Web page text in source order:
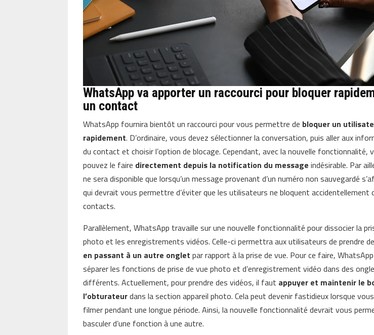
WhatsApp va apporter un raccourci pour bloquer
un contact
WhatsApp fournira bientôt un raccourci pour vous permettre de bloquer un
rapidement. D’ordinaire, vous devez sélectionner la conversation, puis aller aux
du contact et choisir l’option de blocage. Cependant, avec la nouvelle fonctionnalité,
pouvez le faire directement depuis la notification du message indésirable. Par
ne sera disponible que lorsqu’un message provenant d’un numéro non sauvegardé
qui devrait vous permettre d’éviter que les utilisateurs ne bloquent accidentellement
contacts.
Parallèlement, WhatsApp travaille sur une nouvelle fonctionnalité pour dissocier la
photo et les enregistrements vidéos. Celle-ci permettra aux utilisateurs de prendre
en passant à un autre onglet par rapport à la prise de vue. Pour ce faire,
séparer les fonctions de prise de vue photo et d’enregistrement vidéo dans des
différents. Actuellement, pour prendre des vidéos, il faut appuyer et maintenir le
l’obturateurdans la section appareil photo. Cela peut devenir fastidieux lorsque
filmer pendant une longue période. Ainsi, la nouvelle fonctionnalité devrait vous
basculer d’une fonction à une autre.